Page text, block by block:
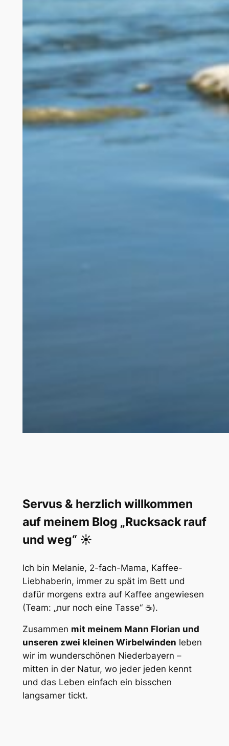
Servus & herzlich willkommen
auf meinem Blog „Rucksack rauf
und weg“ ☀️
Ich bin Melanie, 2-fach-Mama, Kaffee-
Liebhaberin, immer zu spät im Bett und
dafür morgens extra auf Kaffee angewiesen
(Team: „nur noch eine Tasse“ ☕).
Zusammen mit meinem Mann Florian und
unseren zwei kleinen Wirbelwinden leben
wir im wunderschönen Niederbayern –
mitten in der Natur, wo jeder jeden kennt
und das Leben einfach ein bisschen
langsamer tickt.